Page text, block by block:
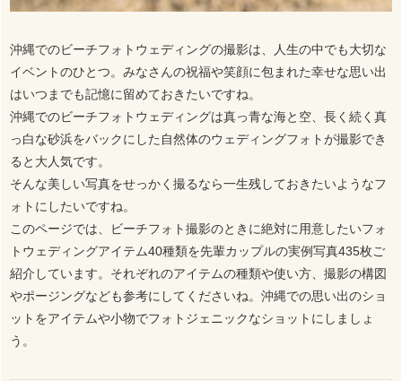
沖縄でのビーチフォトウェディングの撮影は、人生の中でも大切な
イベントのひとつ。みなさんの祝福や笑顔に包まれた幸せな思い出
はいつまでも記憶に留めておきたいですね。
沖縄でのビーチフォトウェディングは真っ青な海と空、長く続く真
っ白な砂浜をバックにした自然体のウェディングフォトが撮影でき
ると大人気です。
そんな美しい写真をせっかく撮るなら一生残しておきたいようなフ
ォトにしたいですね。
このページでは、ビーチフォト撮影のときに絶対に用意したいフォ
トウェディングアイテム40種類を先輩カップルの実例写真435枚ご
紹介しています。それぞれのアイテムの種類や使い方、撮影の構図
やポージングなども参考にしてくださいね。沖縄での思い出のショ
ットをアイテムや小物でフォトジェニックなショットにしましょ
う。